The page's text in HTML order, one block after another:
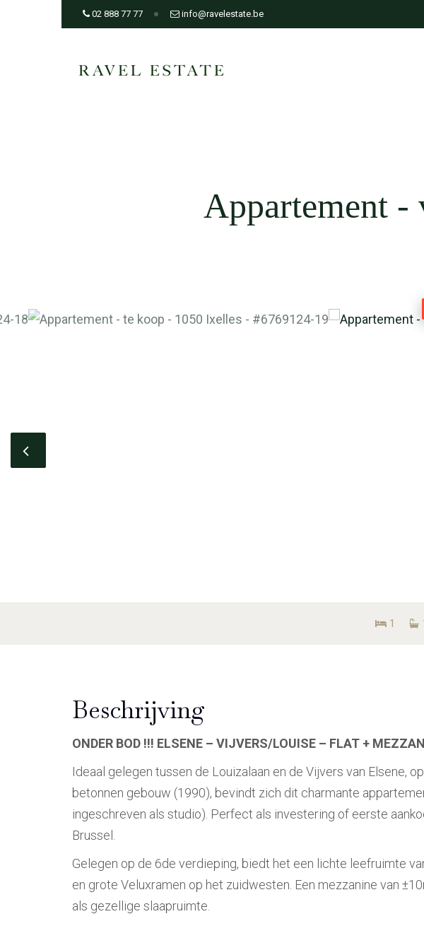
02 888 77 77 info@ravelestate.be
Appartement -
1
Beschrijving
ONDER BOD !!! ELSENE – VIJVERS/LOUISE – FLAT +
Ideaal gelegen tussen de Louizalaan en de Vijvers van Elsene,
betonnen gebouw (1990), bevindt zich dit charmante
ingeschreven als studio). Perfect als investering of eerste
Brussel.
Gelegen op de 6de verdieping, biedt het een lichte leefruimte
en grote Veluxramen op het zuidwesten. Een mezzanine van
als gezellige slaapruimte.